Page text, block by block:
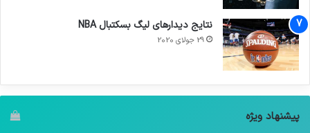
نتایج دیدار‌های لیگ بسکتبال NBA
29 جولای 2020
پیشنهاد ویژه